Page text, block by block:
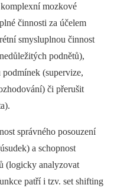
mozkové
činnosti za účelem
smysluplnou činnost
podnětů),
(supervize,
či přerušit
správného posouzení
a schopnost
(logicky analyzovat
patří i tzv. set shifting